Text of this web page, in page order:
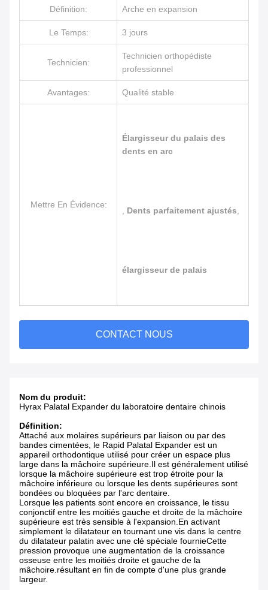
Définition: Arche en expansion
Le Temps: 3 jours
Technicien:
Technicien orthopédiste
professionnel
Avantages: Qualité stable
Mettre En Évidence:
Élargisseur du palais des
dents en arc
Dents parfaitement ajustés
élargisseur de palais
CONTACT NOUS
Nom du produit:
Hyrax Palatal Expander du laboratoire dentaire chinois
Définition:
Attaché aux molaires supérieurs par liaison ou par des
bandes cimentées, le Rapid Palatal Expander est un
appareil orthodontique utilisé pour créer un espace plus
large dans la mâchoire supérieure.Il est généralement utilisé
lorsque la mâchoire supérieure est trop étroite pour la
mâchoire inférieure ou lorsque les dents supérieures sont
bondées ou bloquées par l'arc dentaire.
Lorsque les patients sont encore en croissance, le tissu
conjonctif entre les moitiés gauche et droite de la mâchoire
supérieure est très sensible à l'expansion.En activant
simplement le dilatateur en tournant une vis dans le centre
du dilatateur palatin avec une clé spéciale fournieCette
pression provoque une augmentation de la croissance
osseuse entre les moitiés droite et gauche de la
mâchoire.résultant en fin de compte d'une plus grande
largeur.